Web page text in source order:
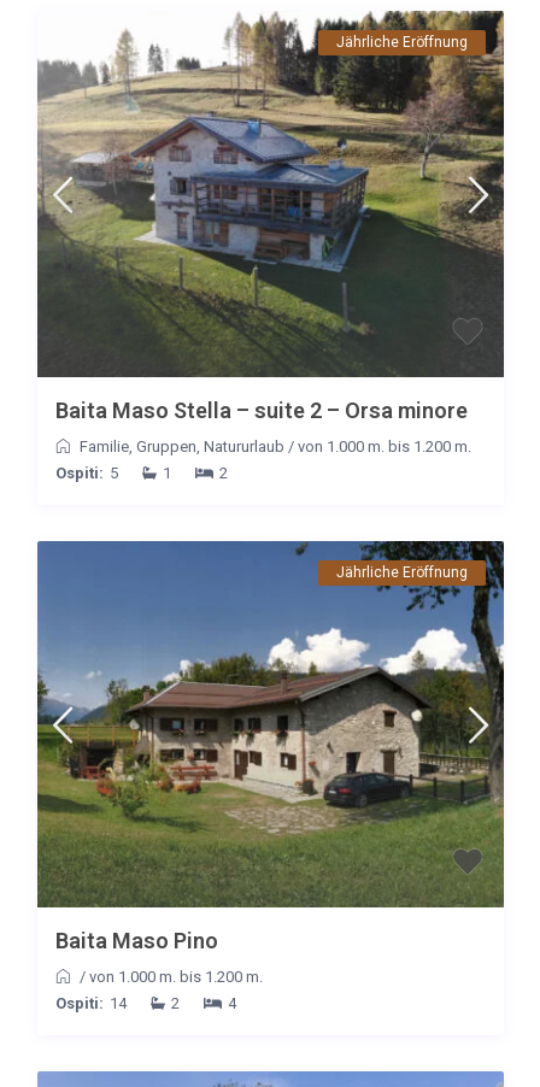
Jährliche Eröffnung
Baita Maso Stella – suite 2 – Orsa minore
Familie, Gruppen Natururlaub / von 1.000 m. bis 1.200 m.
Ospiti: 5 1 2
Jährliche Eröffnung
Baita Maso Pino
/ von 1.000 m. bis 1.200 m.
Ospiti: 14 2 4